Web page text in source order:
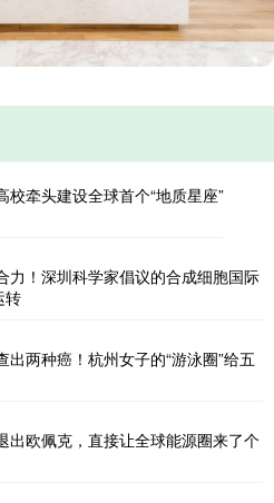
校牵头建设全球首个“地质星座”
力！深圳科学家倡议的合成细胞国际
转
出两种癌！杭州女子的“游泳圈”给五
出欧佩克，直接让全球能源圈来了个